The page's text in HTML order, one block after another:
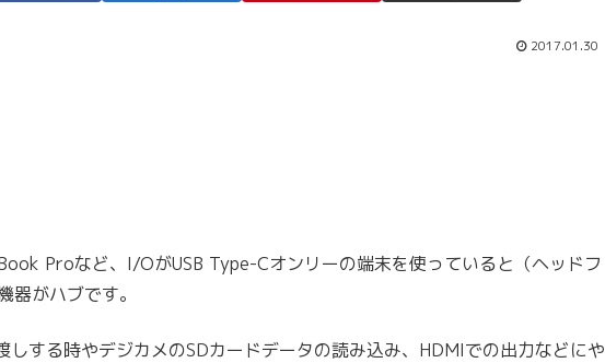
2017.01.30
Proなど、I/OがUSB Type-Cオンリーの端末を使っていると（ヘッドフ
器がハブです。
しする時やデジカメのSDカードデータの読み込み、HDMIでの出力などにや